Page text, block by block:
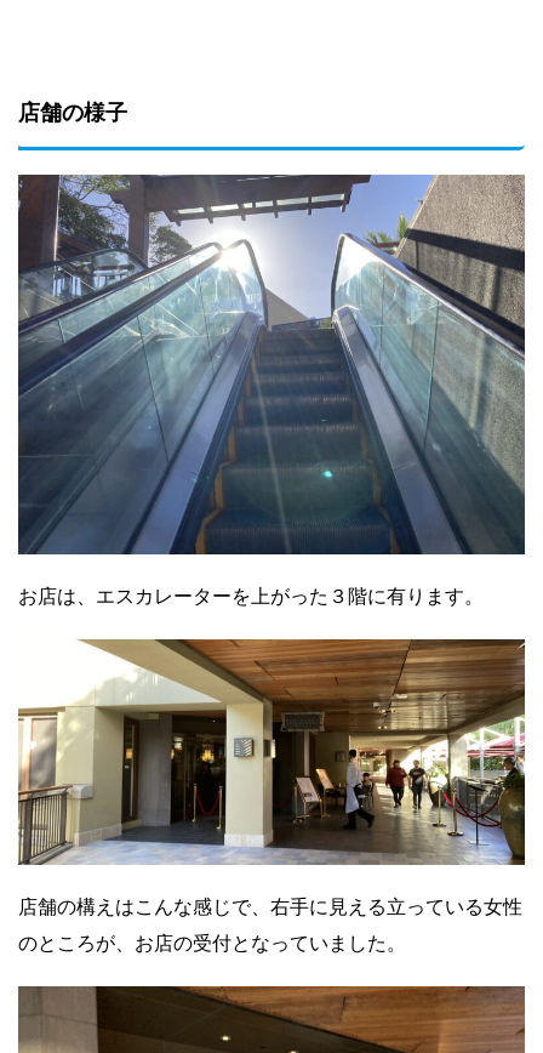
店舗の様子
お店は、エスカレーターを上がった３階に有ります。
店舗の構えはこんな感じで、右手に見える立っている女性
のところが、お店の受付となっていました。